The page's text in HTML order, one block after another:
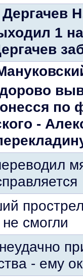
1 на
по
-
смогли
- ему